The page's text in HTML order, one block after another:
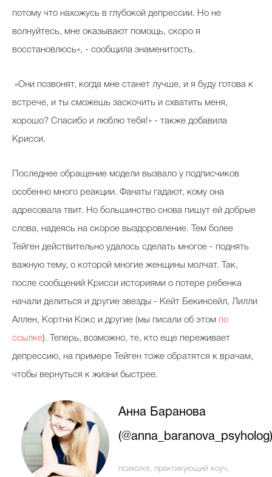
Beauty- битвы
потому что нахожусь в глубокой депрессии. Но не
волнуйтесь, мне оказывают помощь, скоро я
восстановлюсь», - сообщила знаменитость.
«Они позвонят, когда мне станет лучше, и я буду готова к
встрече, и ты сможешь заскочить и схватить меня,
хорошо? Спасибо и люблю тебя!» - также добавила
Крисси.
Последнее обращение модели вызвало у подписчиков
особенно много реакции. Фанаты гадают, кому она
адресовала твит. Но большинство снова пишут ей добрые
слова, надеясь на скорое выздоровление. Тем более
Тейген действительно удалось сделать многое - поднять
важную тему, о которой многие женщины молчат. Так,
после сообщений Крисси историями о потере ребенка
начали делиться и другие звезды - Кейт Бекинсейл, Лилли
Аллен, Кортни Кокс и другие (мы писали об этом по
ссылке). Теперь, возможно, те, кто еще переживает
депрессию, на примере Тейген тоже обратятся к врачам,
чтобы вернуться к жизни быстрее.
Анна Баранова
(@anna_baranova_psyholog)
психолог, практикующий коуч,